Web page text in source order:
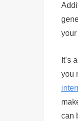
your
It’s
you
can